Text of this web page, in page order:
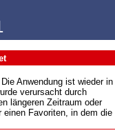
Anwendung ist wieder
verursacht durch
längeren Zeitraum oder
einen Favoriten, in dem